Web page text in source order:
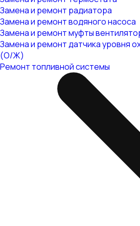
Замена и ремонт радиатора
Замена и ремонт водяного насоса
Замена и ремонт муфты
Замена и ремонт датчика уровня
(О/Ж)
Ремонт топливной системы